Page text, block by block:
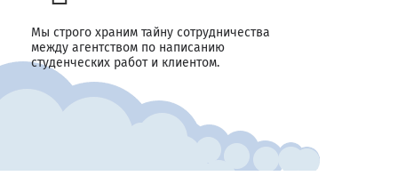
Мы строго храним тайну сотрудничества
между агентством по написанию
студенческих работ и клиентом.